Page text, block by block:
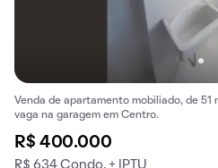
Venda de apartamento mobiliado, de 51
vaga na garagem em Centro.
R$ 400.000
R$ 634 Condo. + IPTU